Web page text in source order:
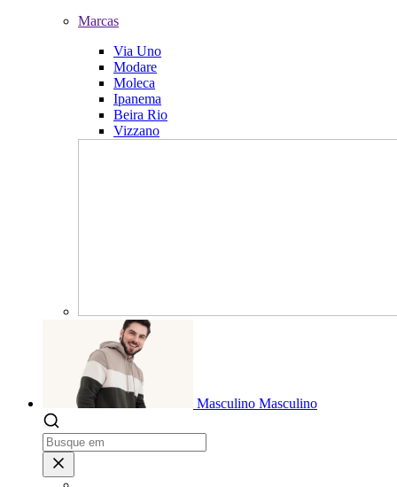
Marcas
Via Uno
Modare
Moleca
Ipanema
Beira Rio
Vizzano
Masculino Masculino